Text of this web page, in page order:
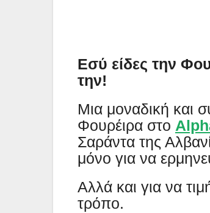
Εσύ είδες την
την!
Μια μοναδική και
Φουρέιρα στο
Σαράντα της
μόνο για να
Αλλά και για να
τρόπο.